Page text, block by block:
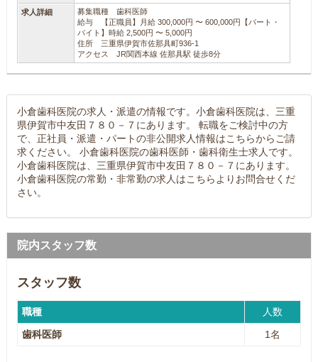
求人詳細
募集職種 歯科医師
給与 【正職員】月給 300,000円 〜 600,000円【パート・
バイト】時給 2,500円 〜 5,000円
住所 三重県伊賀市佐那具町936-1
アクセス JR関西本線 佐那具駅 徒歩8分
小倉歯科医院の求人・派遣の情報です。小倉歯科医院は、三重
県伊賀市中友田７８０－７にあります。 転職をご検討中の方
で、正社員・派遣・パートの非公開求人情報はこちらからご請
求ください。 小倉歯科医院の歯科医師・歯科衛生士求人です。
小倉歯科医院は、三重県伊賀市中友田７８０－７にあります。
小倉歯科医院の常勤・非常勤の求人はこちらよりお問合せくだ
さい。
院内スタッフ数
スタッフ数
職種
人数
歯科医師
1名